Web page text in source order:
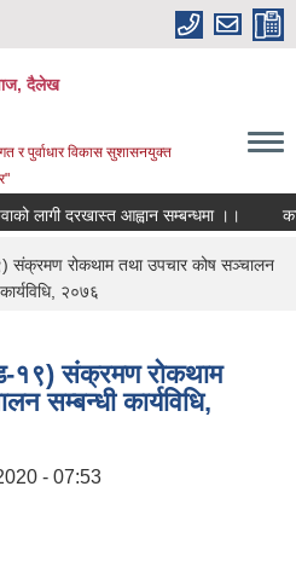
दैलेख
र पुर्वाधार विकास सुशासनयुक्त
लागी दरखास्त आह्वान सम्बन्धमा ।।
संक्रमण रोकथाम तथा उपचार कोष सञ्चालन
२०७६
१९) संक्रमण रोकथाम
सम्बन्धी कार्यविधि,
- 07:53